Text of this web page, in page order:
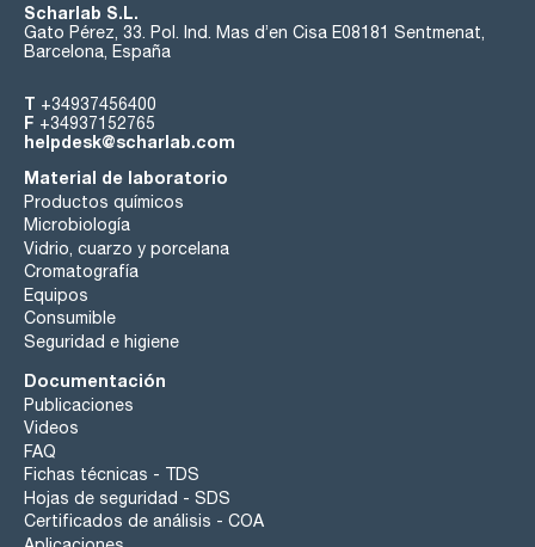
Scharlab S.L.
Gato Pérez, 33. Pol. Ind. Mas d’en Cisa E08181 Sentmenat,
Barcelona, España
T +34937456400
F +34937152765
helpdesk@scharlab.com
Material de laboratorio
Productos químicos
Microbiología
Vidrio, cuarzo y porcelana
Cromatografía
Equipos
Consumible
Seguridad e higiene
Documentación
Publicaciones
Videos
FAQ
Fichas técnicas - TDS
Hojas de seguridad - SDS
Certificados de análisis - COA